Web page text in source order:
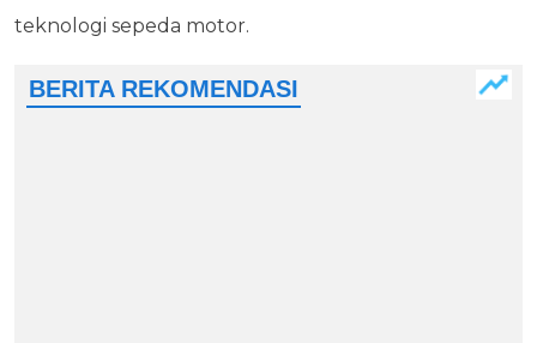
teknologi sepeda motor.